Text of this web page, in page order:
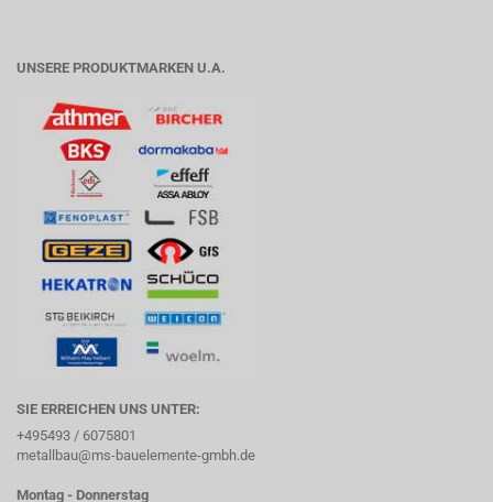
UNSERE PRODUKTMARKEN U.A.
SIE ERREICHEN UNS UNTER:
+495493 / 6075801
metallbau@ms-bauelemente-gmbh.de
Montag - Donnerstag